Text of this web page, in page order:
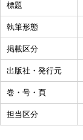
標題
執筆形態
掲載区分
出版社・発行元
巻・号・頁
担当区分